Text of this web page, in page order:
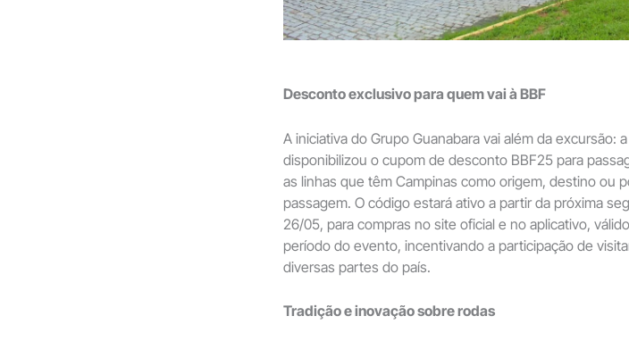
Desconto exclusivo para quem vai à BBF
A iniciativa do Grupo Guanabara vai além da excursão:
disponibilizou o cupom de desconto BBF25 para
as linhas que têm Campinas como origem, destino ou
passagem. O código estará ativo a partir da próxima
26/05, para compras no site oficial e no aplicativo,
período do evento, incentivando a participação de
diversas partes do país.
Tradição e inovação sobre rodas